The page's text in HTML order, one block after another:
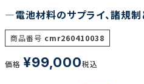
リセット
―電池材料のサプライ、諸規
商品番号 cmr260410038
価格 ¥99,000税込